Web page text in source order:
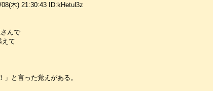
木) 21:30:43 ID:kHetul3z
んで
えて
と言った覚えがある。